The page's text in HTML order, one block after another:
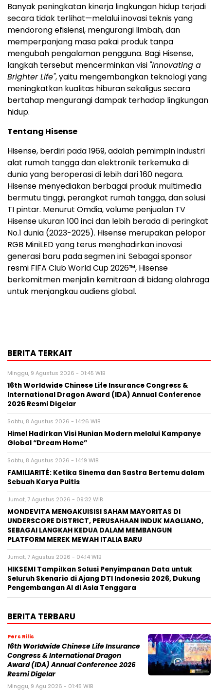
Banyak peningkatan kinerja lingkungan hidup terjadi
secara tidak terlihat—melalui inovasi teknis yang
mendorong efisiensi, mengurangi limbah, dan
memperpanjang masa pakai produk tanpa
mengubah pengalaman pengguna. Bagi Hisense,
langkah tersebut mencerminkan visi "Innovating a
Brighter Life", yaitu mengembangkan teknologi yang
meningkatkan kualitas hiburan sekaligus secara
bertahap mengurangi dampak terhadap lingkungan
hidup.
Tentang Hisense
Hisense, berdiri pada 1969, adalah pemimpin industri
alat rumah tangga dan elektronik terkemuka di
dunia yang beroperasi di lebih dari 160 negara.
Hisense menyediakan berbagai produk multimedia
bermutu tinggi, perangkat rumah tangga, dan solusi
TI pintar. Menurut Omdia, volume penjualan TV
Hisense ukuran 100 inci dan lebih berada di peringkat
No.1 dunia (2023-2025). Hisense merupakan pelopor
RGB MiniLED yang terus menghadirkan inovasi
generasi baru pada segmen ini. Sebagai sponsor
resmi FIFA Club World Cup 2026™, Hisense
berkomitmen menjalin kemitraan di bidang olahraga
untuk menjangkau audiens global.
BERITA TERKAIT
Minggu, 9 Agustus 2026 - 01:45 WIB
16th Worldwide Chinese Life Insurance Congress &
International Dragon Award (IDA) Annual Conference
2026 Resmi Digelar
Sabtu, 8 Agustus 2026 - 14:26 WIB
Himel Hadirkan Visi Hunian Modern melalui Kampanye
Global “Dream Home”
Sabtu, 8 Agustus 2026 - 14:19 WIB
FAMILIARITÉ: Ketika Sinema dan Sastra Bertemu dalam
Sebuah Karya Puitis
Jumat, 7 Agustus 2026 - 09:32 WIB
MONDEVITA MENGAKUISISI SAHAM MAYORITAS DI
UNDERSCORE DISTRICT, PERUSAHAAN INDUK MAGLIANO,
SEBAGAI LANGKAH KEDUA DALAM MEMBANGUN
PLATFORM MEREK MEWAH ITALIA BARU
Jumat, 7 Agustus 2026 - 04:14 WIB
HIKSEMI Tampilkan Solusi Penyimpanan Data untuk
Seluruh Skenario di Ajang DTI Indonesia 2026, Dukung
Pengembangan AI di Asia Tenggara
BERITA TERBARU
Pers Rilis
16th Worldwide Chinese Life Insurance
Congress & International Dragon
Award (IDA) Annual Conference 2026
Resmi Digelar
Minggu, 9 Agu 2026 - 01:45 WIB